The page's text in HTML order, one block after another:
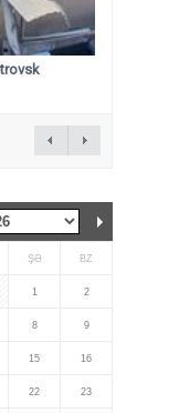
ŞƏ BZ
1 2
8 9
15 16
22 23